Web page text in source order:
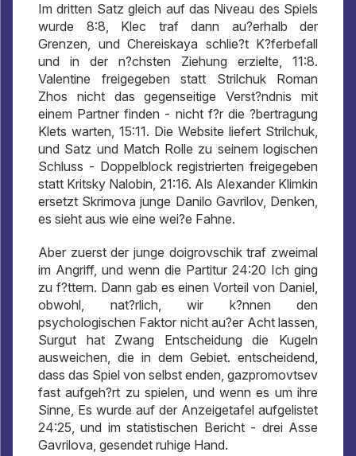
Im dritten Satz gleich auf das Niveau des Spiels
wurde 8:8, Klec traf dann au?erhalb der
Grenzen, und Chereiskaya schlie?t K?ferbefall
und in der n?chsten Ziehung erzielte, 11:8.
Valentine freigegeben statt Strilchuk Roman
Zhos nicht das gegenseitige Verst?ndnis mit
einem Partner finden - nicht f?r die ?bertragung
Klets warten, 15:11. Die Website liefert Strilchuk,
und Satz und Match Rolle zu seinem logischen
Schluss - Doppelblock registrierten freigegeben
statt Kritsky Nalobin, 21:16. Als Alexander Klimkin
ersetzt Skrimova junge Danilo Gavrilov, Denken,
es sieht aus wie eine wei?e Fahne.
Aber zuerst der junge doigrovschik traf zweimal
im Angriff, und wenn die Partitur 24:20 Ich ging
zu f?ttern. Dann gab es einen Vorteil von Daniel,
obwohl, nat?rlich, wir k?nnen den
psychologischen Faktor nicht au?er Acht lassen,
Surgut hat Zwang Entscheidung die Kugeln
ausweichen, die in dem Gebiet. entscheidend,
dass das Spiel von selbst enden, gazpromovtsev
fast aufgeh?rt zu spielen, und wenn es um ihre
Sinne, Es wurde auf der Anzeigetafel aufgelistet
24:25, und im statistischen Bericht - drei Asse
Gavrilova, gesendet ruhige Hand.